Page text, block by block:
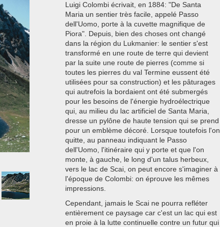
Luigi Colombi écrivait, en 1884: "De Santa
Maria un sentier très facile, appelé Passo
dell'Uomo, porte à la cuvette magnifique de
Piora". Depuis, bien des choses ont changé
dans la région du Lukmanier: le sentier s'est
transformé en une route de terre qui devient
par la suite une route de pierres (comme si
toutes les pierres du val Termine eussent été
utilisées pour sa construction) et les pâturages
qui autrefois la bordaient ont été submergés
pour les besoins de l'énergie hydroélectrique
qui, au milieu du lac artificiel de Santa Maria,
dresse un pylône de haute tension qui se prend
pour un emblème décoré. Lorsque toutefois l'on
quitte, au panneau indiquant le Passo
dell'Uomo, l'itinéraire qui y porte et que l'on
monte, à gauche, le long d'un talus herbeux,
vers le lac de Scai, on peut encore s'imaginer à
l'époque de Colombi: on éprouve les mêmes
impressions.
Cependant, jamais le Scai ne pourra refléter
entièrement ce paysage car c'est un lac qui est
en proie à la lutte continuelle contre un futur qui